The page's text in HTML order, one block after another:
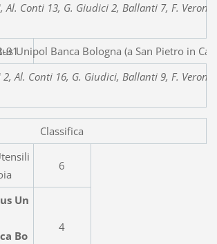
Al. Conti 13, G. Giudici 2, Ballanti 7, F.
Unipol Banca Bologna (a San Pietro in
91
Al. Conti 16, G. Giudici, Ballanti 9, F.
Classifica
6
Un
Bo
4